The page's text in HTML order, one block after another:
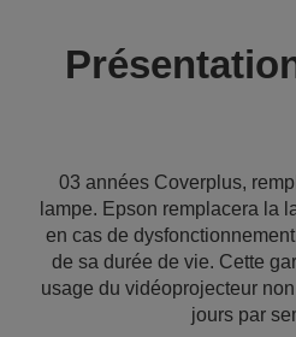
03 années Coverplus,
lampe. Epson remplacera la
en cas de
de sa durée de vie. Cette
usage du vidéoprojecteur
jours par